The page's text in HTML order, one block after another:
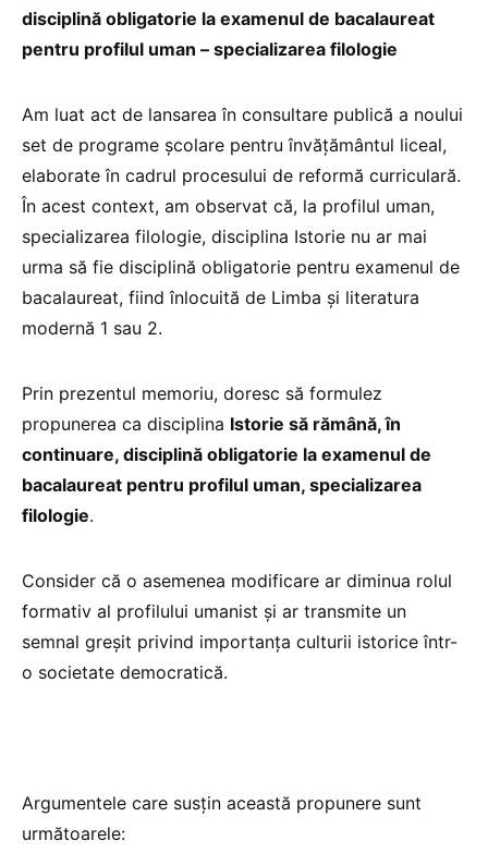
disciplină obligatorie la examenul de bacalaureat
pentru profilul uman – specializarea filologie
Am luat act de lansarea în consultare publică a noului
set de programe școlare pentru învățământul liceal,
elaborate în cadrul procesului de reformă curriculară.
În acest context, am observat că, la profilul uman,
specializarea filologie, disciplina Istorie nu ar mai
urma să fie disciplină obligatorie pentru examenul de
bacalaureat, fiind înlocuită de Limba și literatura
modernă 1 sau 2.
Prin prezentul memoriu, doresc să formulez
propunerea ca disciplina Istorie să rămână, în
continuare, disciplină obligatorie la examenul de
bacalaureat pentru profilul uman, specializarea
filologie.
Consider că o asemenea modificare ar diminua rolul
formativ al profilului umanist și ar transmite un
semnal greșit privind importanța culturii istorice într-
o societate democratică.
Argumentele care susțin această propunere sunt
următoarele: